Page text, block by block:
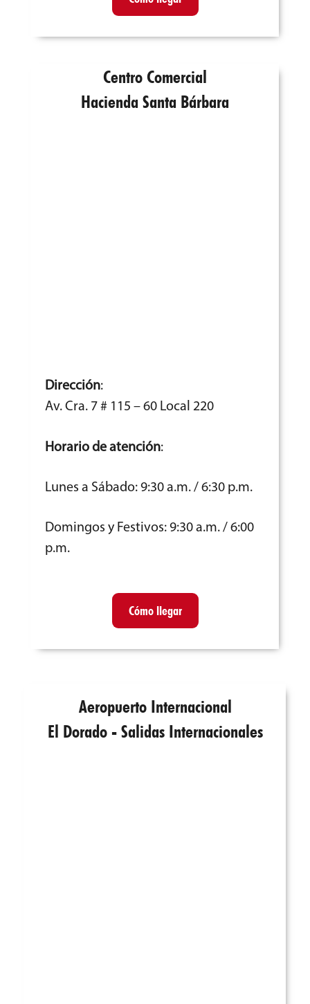
Centro Comercial
Hacienda Santa Bárbara
Dirección:
Av. Cra. 7 # 115 – 60 Local 220
Horario de atención:
Lunes a Sábado: 9:30 a.m. / 6:30 p.m.
Domingos y Festivos: 9:30 a.m. / 6:00
p.m.
Cómo llegar
Aeropuerto Internacional
El Dorado - Salidas Internacionales